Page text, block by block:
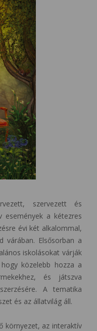
szervezett és
események a kétezres
évi két alkalommal,
várában. Elsősorban a
iskolásokat várják
közelebb hozza a
és játszva
A tematika
és az állatvilág áll.
környezet, az interaktív